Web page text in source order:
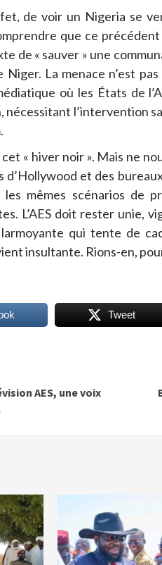
de voir un Nigeria se
que ce
de « sauver » une
Niger. La menace n’est
où les États de
nécessitant l’intervention
« hiver noir ». Mais ne
d’Hollywood et des
les mêmes scénarios de
L’AES doit rester unie,
qui tente de
insultante. Rions-en,
Tweet
AES, une voix